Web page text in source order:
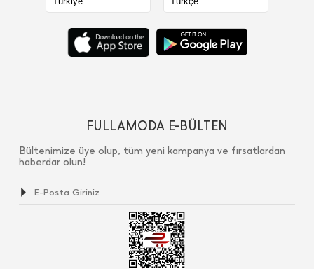
FULLAMODA E-BÜLTEN
Bültenimize üye olup, tüm yeni kampanya ve fırsatlardan
haberdar olun!